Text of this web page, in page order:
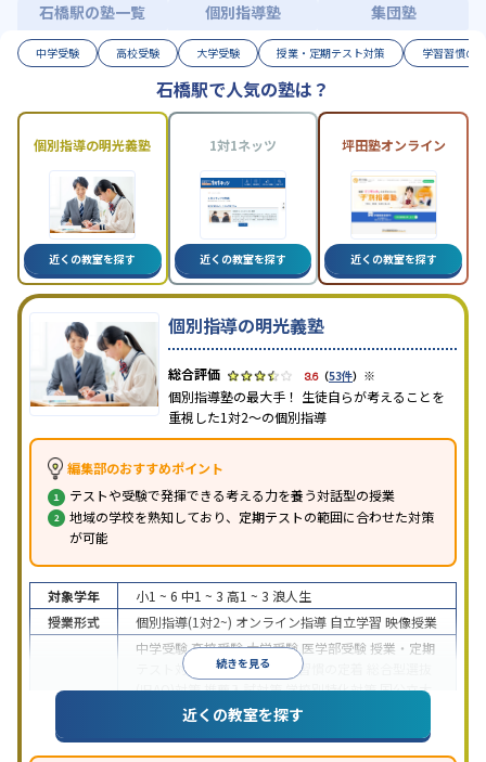
石橋駅の塾一覧 個別指導塾 集団塾
中学受験 高校受験 大学受験 授業・定期テスト対策 学習習慣の
石橋駅で人気の塾は？
個別指導の明光義塾
近くの教室を探す
1対1ネッツ
近くの教室を探す
坪田塾オンライン
近くの教室を探す
個別指導の明光義塾
3.6（53件） ※
個別指導塾の最大手！ 生徒自らが考えることを
重視した1対2〜の個別指導
編集部のおすすめポイント
テストや受験で発揮できる考える力を養う対話型の授業
地域の学校を熟知しており、定期テストの範囲に合わせた対策
が可能
続きを見る
対象学年 小1 ~ 6 中1 ~ 3 高1 ~ 3 浪人生
授業形式
個別指導(1対2~) オンライン指導 自立学習 映像授業
中学受験高校受験大学受験 医学部受験 授業・定期
テスト対策
内申点対策 学習習慣の定着
(旧AO)対策推薦入試対策学校別特化対策国公立大
私大対策共通テスト対策
英語・英会話特化
対策その他科目別特化対策
近くの教室を探す